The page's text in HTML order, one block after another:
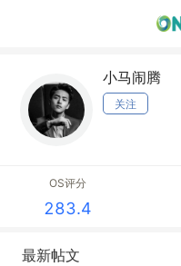
小马闹腾
关注
OS评分
283.4
最新帖文